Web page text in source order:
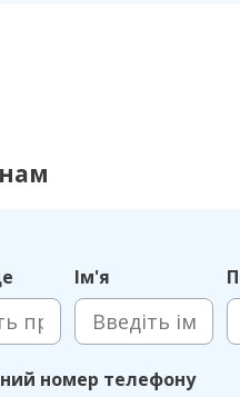
Ім'я
номер телефону